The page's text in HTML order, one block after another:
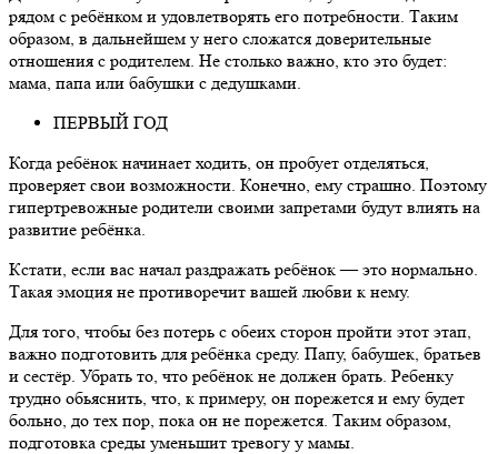
рядом с ребёнком и удовлетворять его потребности. Таким
образом, в дальнейшем у него сложатся доверительные
отношения с родителем. Не столько важно, кто это будет:
мама, папа или бабушки с дедушками.
ПЕРВЫЙ ГОД
Когда ребёнок начинает ходить, он пробует отделяться,
проверяет свои возможности. Конечно, ему страшно. Поэтому
гипертревожные родители своими запретами будут влиять на
развитие ребёнка.
Кстати, если вас начал раздражать ребёнок — это нормально.
Такая эмоция не противоречит вашей любви к нему.
Для того, чтобы без потерь с обеих сторон пройти этот этап,
важно подготовить для ребёнка среду. Папу, бабушек, братьев
и сестёр. Убрать то, что ребёнок не должен брать. Ребенку
трудно обьяснить, что, к примеру, он порежется и ему будет
больно, до тех пор, пока он не порежется. Таким образом,
подготовка среды уменьшит тревогу у мамы.